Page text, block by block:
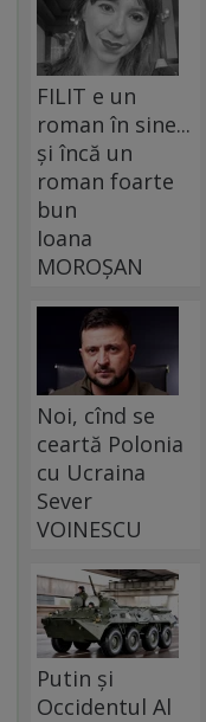
FILIT e un
roman în sine...
și încă un
roman foarte
bun
Ioana
MOROȘAN
Noi, cînd se
ceartă Polonia
cu Ucraina
Sever
VOINESCU
Putin și
Occidentul Al